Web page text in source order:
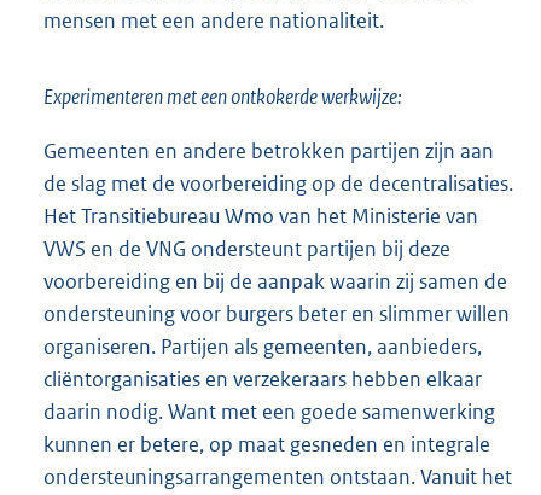
mensen met een andere nationaliteit.
Experimenteren met een ontkokerde werkwijze:
Gemeenten en andere betrokken partijen zijn aan
de slag met de voorbereiding op de decentralisaties.
Het Transitiebureau Wmo van het Ministerie van
VWS en de VNG ondersteunt partijen bij deze
voorbereiding en bij de aanpak waarin zij samen de
ondersteuning voor burgers beter en slimmer willen
organiseren. Partijen als gemeenten, aanbieders,
cliëntorganisaties en verzekeraars hebben elkaar
daarin nodig. Want met een goede samenwerking
kunnen er betere, op maat gesneden en integrale
ondersteuningsarrangementen ontstaan. Vanuit het